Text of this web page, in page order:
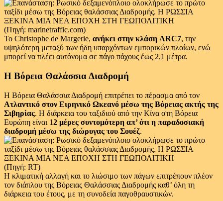
(Πηγή: marinetraffic.com)
Το Christophe de Margerie, ανήκει στην κλάση ARC7, την
υψηλότερη μεταξύ των ήδη υπαρχόντων εμπορικών πλοίων, ενώ
μπορεί να πλέει αυτόνομα σε πάγο πάχους έως 2,1 μέτρα.
Η Βόρεια Θαλάσσια Διαδρομή
Η Βόρεια Θαλάσσια Διαδρομή επιτρέπει το πέρασμα από τον
Ατλαντικό στον Ειρηνικό Ωκεανό μέσω της Βόρειας ακτής της
Σιβηρίας. Η διάρκεια του ταξιδιού από την Κίνα στη Βόρεια
Ευρώπη είναι 12 μέρες συντομότερη απ’ ότι η παραδοσιακή
διαδρομή μέσω της διώρυγας του Σουέζ.
(Πηγή: RT)
Η κλιματική αλλαγή και το λιώσιμο των πάγων επιτρέπουν πλέον
τον διάπλου της Βόρειας Θαλάσσιας Διαδρομής καθ’ όλη τη
διάρκεια του έτους, με τη συνοδεία παγοθραυστικών.